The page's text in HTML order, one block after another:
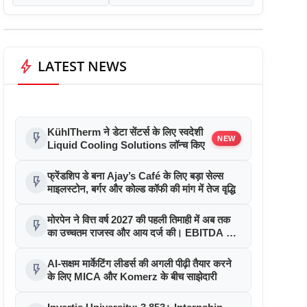
bolt LATEST NEWS
flash_on
KühlTherm ने डेटा सेंटर्स के लिए स्वदेशी
Liquid Cooling Solutions लॉन्च किए
NEW
flash_on फ्रेंडशिप डे बना Ajay’s Café के लिए बड़ा सेल्स
माइलस्टोन, बर्गर और कोल्ड कॉफी की मांग में तेज वृद्धि
flash_on मोरपेन ने वित्त वर्ष 2027 की पहली तिमाही में अब तक
का उच्चतम राजस्व और आय दर्ज की। EBITDA में
कार्यक्रम ने पुरंतया व्यावसायीक चरण में प्रवेश किया
flash_on AI-सक्षम मार्केटिंग लीडर्स की अगली पीढ़ी तैयार करने
के लिए MICA और Komerz के बीच साझेदारी